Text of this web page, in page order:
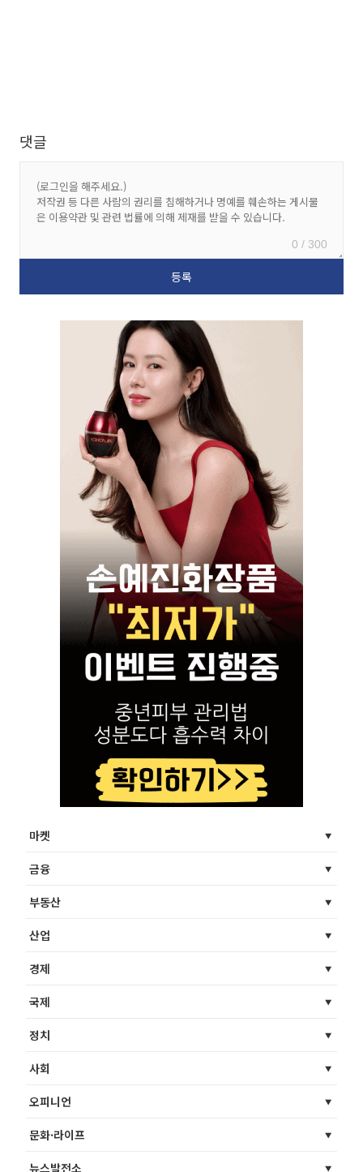
댓글
0 / 300
마켓
금융
부동산
산업
경제
국제
정치
사회
오피니언
문화·라이프
뉴스발전소